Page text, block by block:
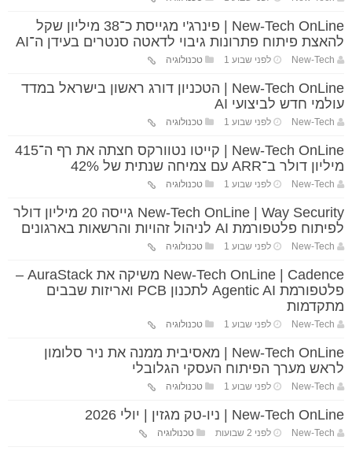
New-Tech OnLine | פינרג'י מגייסת כ־38 מיליון שקל
להאצת פיתוח פתרונות גיבוי לדאטה סנטרים בעידן ה־AI
New-Tech לפני שבוע 1 טכנולוגיה
New-Tech OnLine | הטכניון דורג ראשון בישראל במדד
עולמי חדש לביצועי AI
New-Tech לפני שבוע 1 טכנולוגיה
New-Tech OnLine | קייטו נטוורקס חצתה את רף ה־415
מיליון דולר ב־ARR עם צמיחה שנתית של 42%
New-Tech לפני שבוע 1 טכנולוגיה
New-Tech OnLine | Way Security גייסה 20 מיליון דולר
לפיתוח פלטפורמת AI לניהול זהויות והרשאות בארגונים
New-Tech לפני שבוע 1 טכנולוגיה
New-Tech OnLine | Cadence משיקה את AuraStack –
פלטפורמת Agentic AI לתכנון PCB ואריזות שבבים
מתקדמות
New-Tech לפני שבוע 1 טכנולוגיה
New-Tech OnLine | מאסיבית ממנה את ניר סלומון
לראש מערך הפיתוח העסקי הגלובלי
New-Tech לפני שבוע 1 טכנולוגיה
New-Tech OnLine | ניו-טק מגזין | יולי 2026
New-Tech לפני 2 שבועות טכנולוגיה